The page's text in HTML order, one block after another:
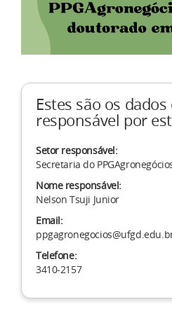
Estes são os
responsável por
Setor responsável:
Secretaria do
Nome responsável:
Nelson Tsuji Junior
Email:
Telefone:
3410-2157